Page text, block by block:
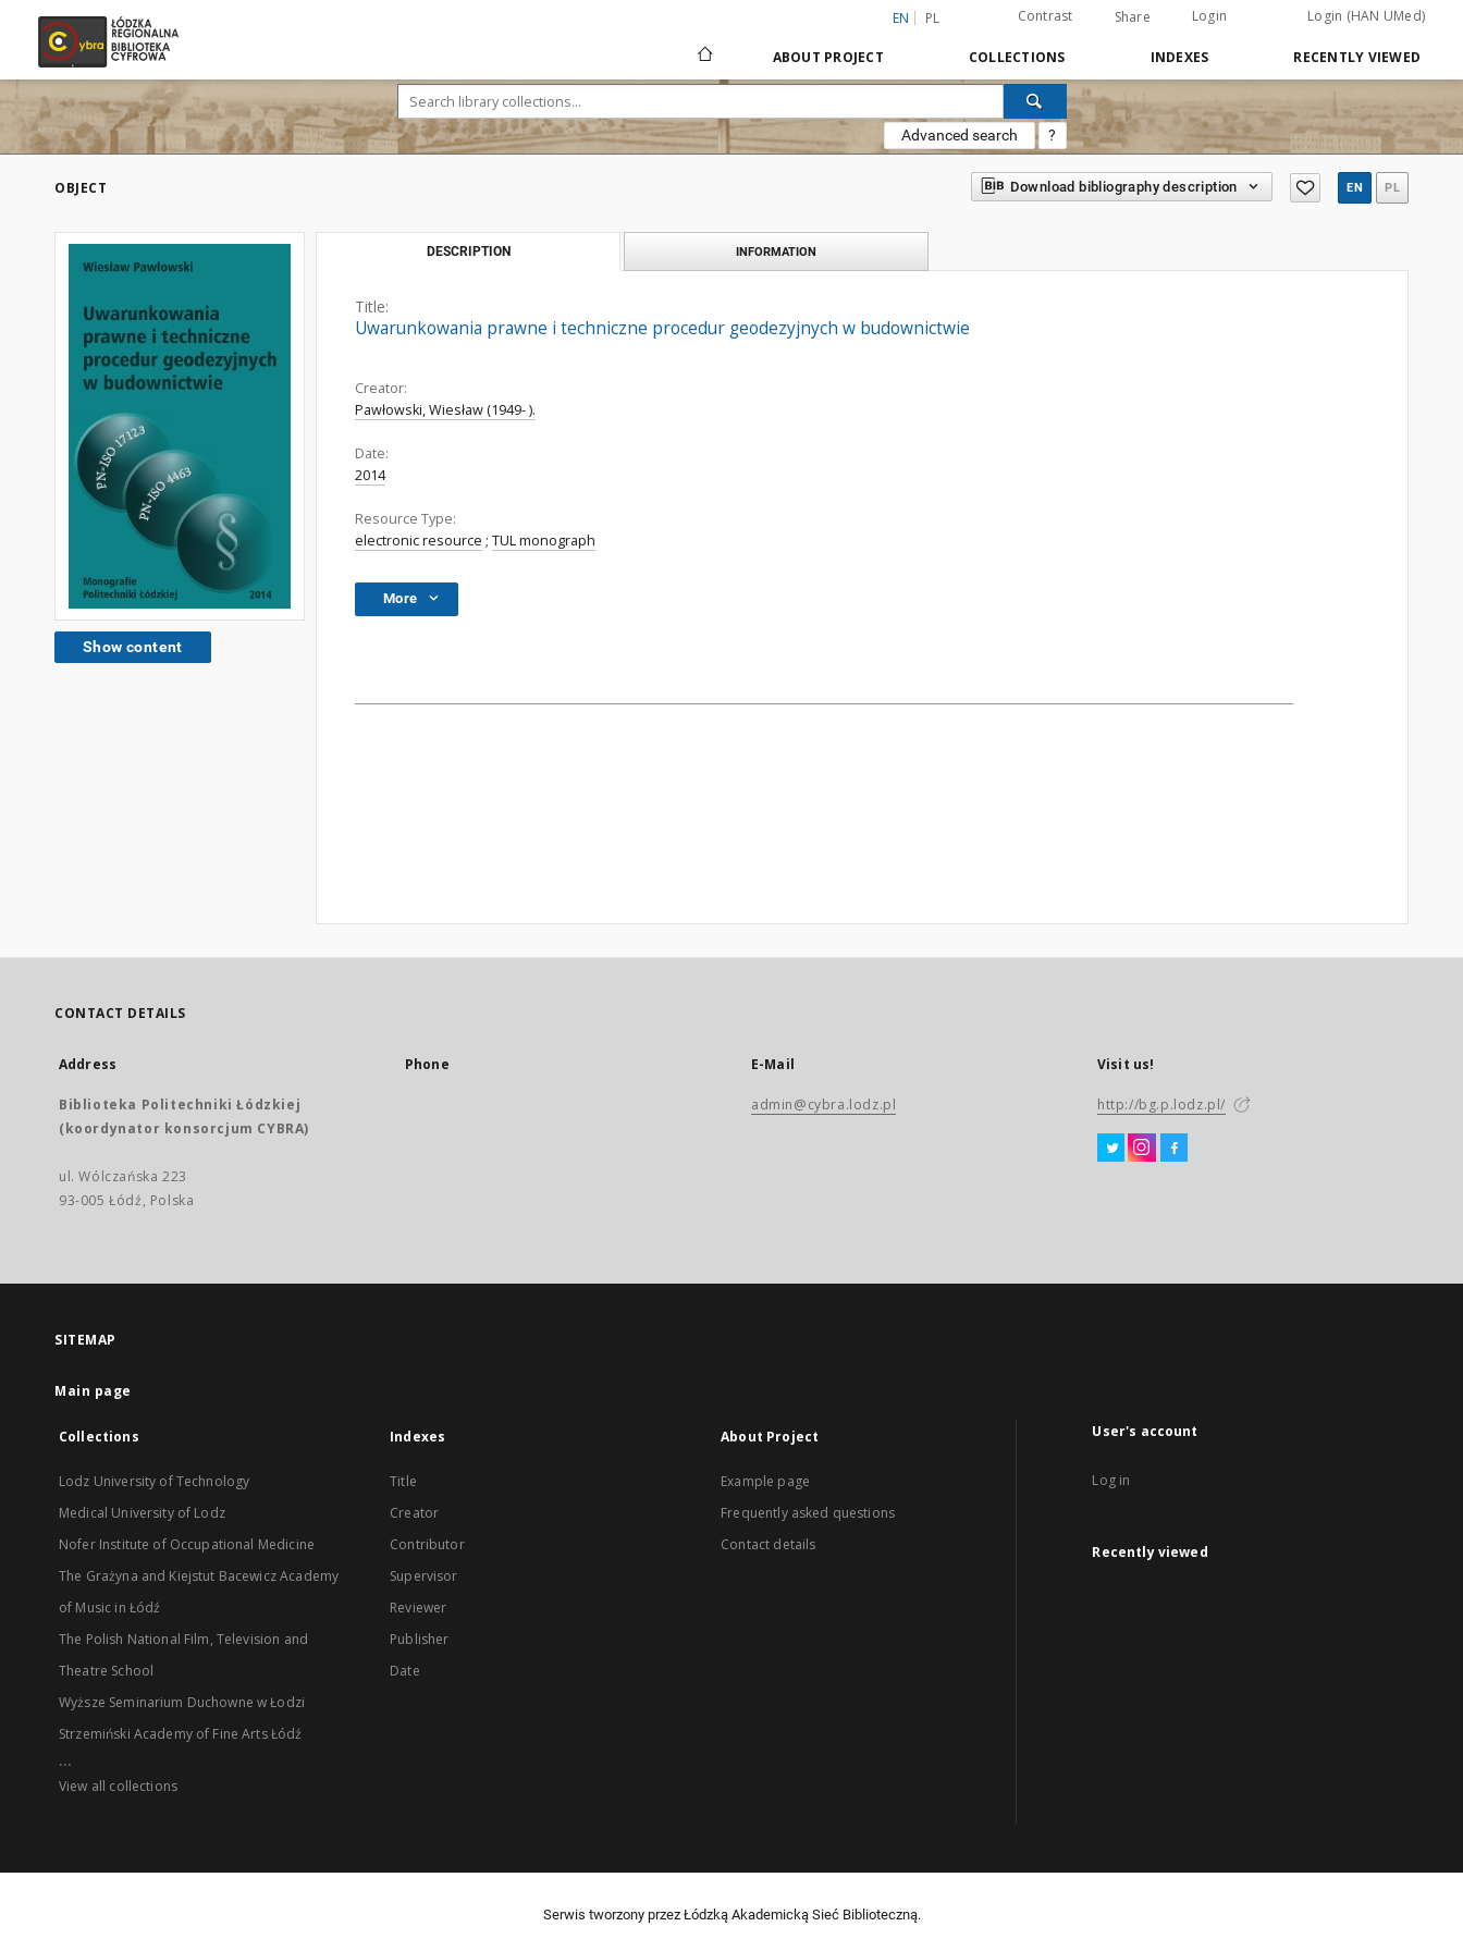
EN PL Contrast Share Login Login (HAN UMed)
ABOUT PROJECT COLLECTIONS INDEXES RECENTLY VIEWED
Advanced search ?
OBJECT Download bibliography description EN PL
Show content
DESCRIPTION INFORMATION
Title:
Uwarunkowania prawne i techniczne procedur geodezyjnych w budownictwie
Creator:
Pawłowski, Wiesław (1949- ).
Date:
2014
Resource Type:
electronic resource ; TUL monograph
More
CONTACT DETAILS
Address
Biblioteka Politechniki Łódzkiej
(koordynator konsorcjum CYBRA)
ul. Wólczańska 223
93-005 Łódź, Polska
Phone E-Mail
admin@cybra.lodz.pl
Visit us!
http://bg.p.lodz.pl/
SITEMAP
Main page
Collections
Lodz University of Technology
Medical University of Lodz
Nofer Institute of Occupational Medicine
The Grażyna and Kiejstut Bacewicz Academy
of Music in Łódź
The Polish National Film, Television and
Theatre School
Wyższe Seminarium Duchowne w Łodzi
Strzemiński Academy of Fine Arts Łódź
...
View all collections
Indexes
Title
Creator
Contributor
Supervisor
Reviewer
Publisher
Date
About Project
Example page
Frequently asked questions
Contact details
User's account
Log in
Recently viewed
Serwis tworzony przez Łódzką Akademicką Sieć Biblioteczną.